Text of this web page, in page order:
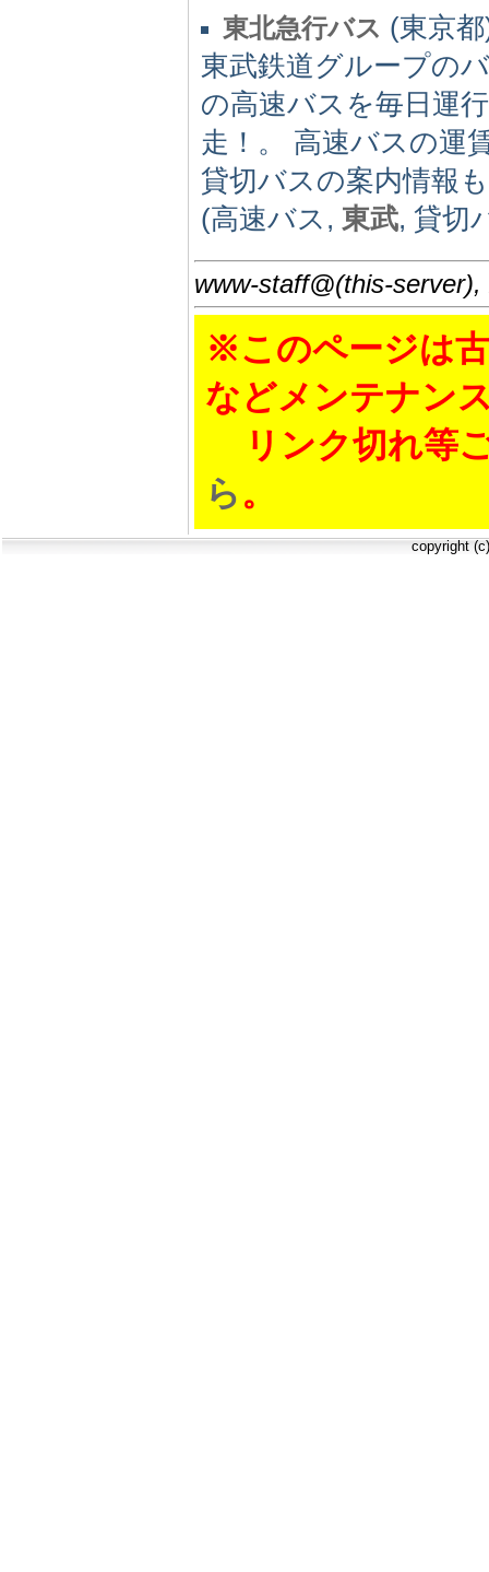
東北急行バス (東京
東武鉄道グループの
の高速バスを毎日運
走！。 高速バスの運
貸切バスの案内情報
(高速バス, 東武, 貸切
www-staff@(this-
※このページは
などメンテナン
リンク切れ等
ら。
copyright